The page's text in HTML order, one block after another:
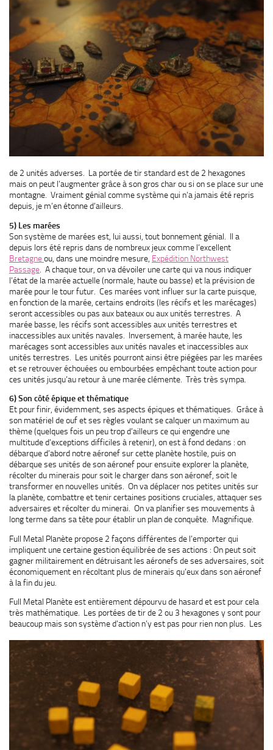
de 2 unités adverses. La portée de tir standard est de 2 hexagones
mais on peut l’augmenter grâce à son gros char ou si on se place sur une
montagne. Vraiment génial comme système qui n’a jamais été repris
depuis, je m’en étonne d’ailleurs.
5) Les marées
Son système de marées est, lui aussi, tout bonnement génial. Il a
depuis lors été repris dans de nombreux jeux comme l’excellent
Bretagneou, dans une moindre mesure, Expédition Northwest
Passage . A chaque tour, on va dévoiler une carte qui va nous indiquer
l’état de la marée actuelle (normale, haute ou basse) et la prévision de
marée pour le tour futur. Ces marées vont influer sur la carte puisque,
en fonction de la marée, certains endroits (les récifs et les marécages)
seront accessibles ou pas aux bateaux ou aux unités terrestres. A
marée basse, les récifs sont accessibles aux unités terrestres et
inaccessibles aux unités navales. Inversement, à marée haute, les
marécages sont accessibles aux unités navales et inaccessibles aux
unités terrestres. Les unités pourront ainsi être piégées par les marées
et se retrouver échouées ou embourbées empêchant toute action pour
ces unités jusqu’au retour à une marée clémente. Très très sympa.
6) Son côté épique et thématique
Et pour finir, évidemment, ses aspects épiques et thématiques. Grâce à
son matériel de ouf et ses règles voulant se calquer un maximum au
thème (quelques fois un peu trop d’ailleurs ce qui engendre une
multitude d’exceptions difficiles à retenir), on est à fond dedans : on
débarque d’abord notre aéronef sur cette planète hostile, puis on
débarque ses unités de son aéronef pour ensuite explorer la planète,
récolter du minerais pour soit le charger dans son aéronef, soit le
transformer en nouvelles unités. On va déplacer nos petites unités sur
la planète, combattre et tenir certaines positions cruciales, attaquer ses
adversaires et récolter du minerai. On va planifier ses mouvements à
long terme dans sa tête pour établir un plan de conquête. Magnifique.
Full Metal Planète propose 2 façons différentes de l’emporter qui
impliquent une certaine gestion équilibrée de ses actions : On peut soit
gagner militairement en détruisant les aéronefs de ses adversaires, soit
économiquement en récoltant plus de minerais qu’eux dans son aéronef
à la fin du jeu.
Full Metal Planète est entièrement dépourvu de hasard et est pour cela
très mathématique. Les portées de tir de 2 ou 3 hexagones y sont pour
beaucoup mais son système d’action n’y est pas pour rien non plus. Les